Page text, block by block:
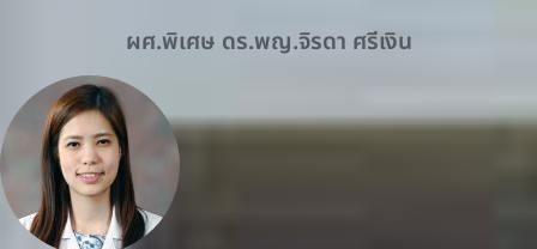
ผศ.พิเศษ ดร.พญ.จิรดา ศรีเงิน